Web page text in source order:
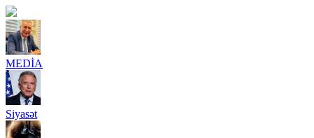
MEDİA
Siyasət